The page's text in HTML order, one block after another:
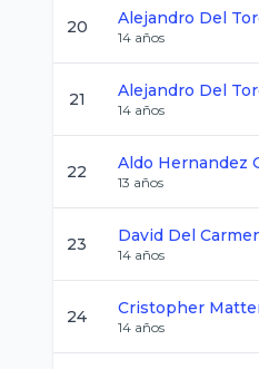
20 Alejandro Del
14 años
21 Alejandro Del
14 años
22 Aldo Hernandez
13 años
23 David Del
14 años
24 Cristopher
14 años